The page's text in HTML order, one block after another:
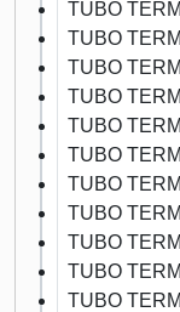
TUBO
TUBO
TUBO
TUBO
TUBO
TUBO
TUBO
TUBO
TUBO
TUBO
TUBO